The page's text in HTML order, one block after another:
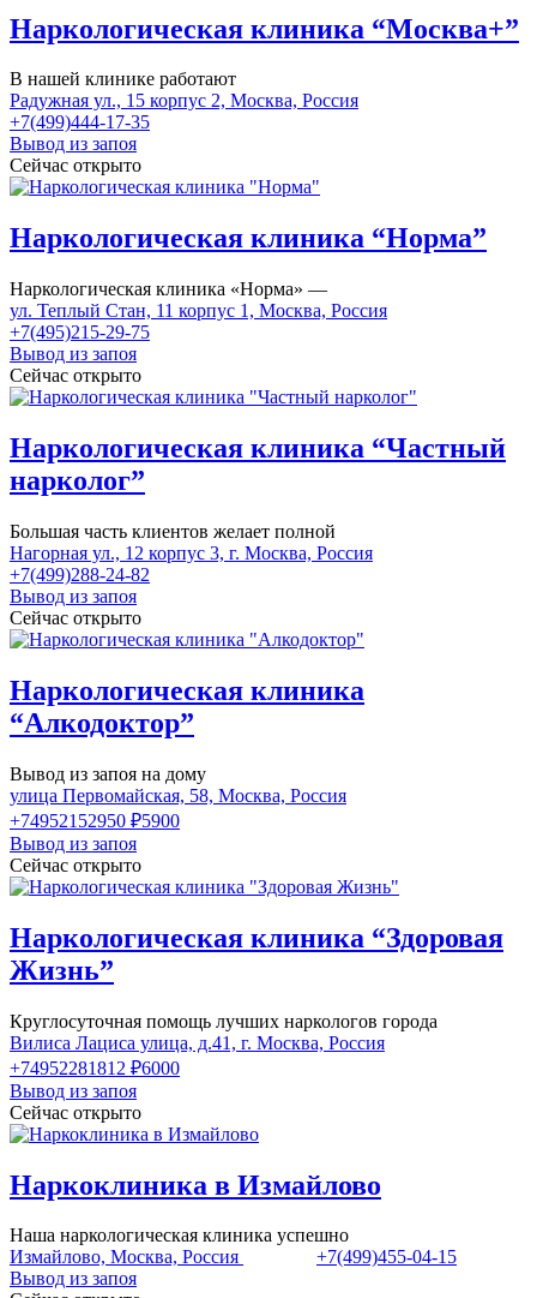
Наркологическая клиника “Москва+”
В нашей клинике работают
Радужная ул., 15 корпус 2, Москва, Россия
+7(499)444-17-35
Вывод из запоя
Сейчас открыто
Наркологическая клиника “Норма”
Наркологическая клиника «Норма» —
ул. Теплый Стан, 11 корпус 1, Москва, Россия
+7(495)215-29-75
Вывод из запоя
Сейчас открыто
Наркологическая клиника “Частный
нарколог”
Большая часть клиентов желает полной
Нагорная ул., 12 корпус 3, г. Москва, Россия
+7(499)288-24-82
Вывод из запоя
Сейчас открыто
Наркологическая клиника
“Алкодоктор”
Вывод из запоя на дому
улица Первомайская, 58, Москва, Россия
+74952152950 ₽5900
Вывод из запоя
Сейчас открыто
Наркологическая клиника “Здоровая
Жизнь”
Круглосуточная помощь лучших наркологов города
Вилиса Лациса улица, д.41, г. Москва, Россия
+74952281812 ₽6000
Вывод из запоя
Сейчас открыто
Наркоклиника в Измайлово
Наша наркологическая клиника успешно
Измайлово, Москва, Россия
+7(499)455-04-15
Вывод из запоя